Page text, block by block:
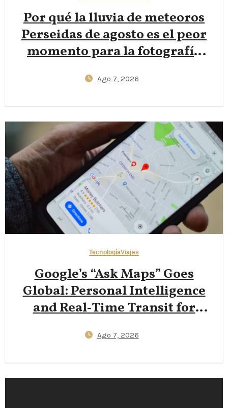
Por qué la lluvia de meteoros
Perseidas de agosto es el peor
momento para la fotografía
por qué las lunas nuevas de
Vías Lácteas más nítidas
Ago 7, 2026
TecnologíaViajes
Google’s “Ask Maps” Goes
Global: Personal Intelligence
and Real‑Time Transit for
Ago 7, 2026